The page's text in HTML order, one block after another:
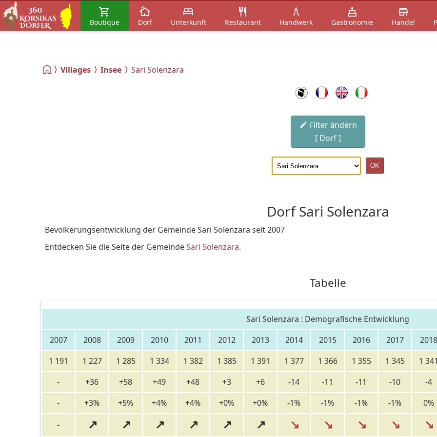
Boutique Dorf Unterkunft Restaurant Handwerk Gastronomie Handel
Villages Insee Sari Solenzara
Filter ändern
[ Dorf ]
Dorf Sari Solenzara
Bevölkerungsentwicklung der Gemeinde Sari Solenzara seit 2007
Entdecken Sie die Seite der GemeindeSari Solenzara.
Tabelle
Sari Solenzara : Demografische Entwicklung
2007
2008 2009 2010 2011 2012 2013 2014 2015 2016 2017
2018
1 191
1 227 1 285 1 334 1 382 1 385 1 391 1 377 1 366 1 355 1 345
1
-
+36 +58 +49 +48 +3 +6 -14 -11 -11 -10
-4
-
+3% +5% +4% +4% +0% +0% -1% -1% -1% -1% 0%
- ↗ ↗ ↗ ↗ ↗ ↗ ↘ ↘ ↘ ↘ ↘